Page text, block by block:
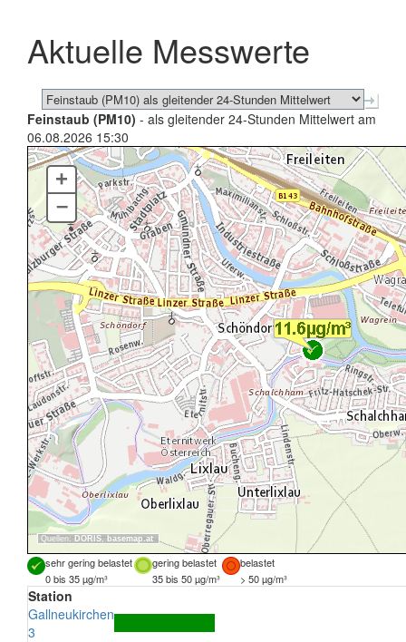
schließen
Aktuelle Messwerte
Feinstaub (PM10) - als gleitender 24-Stunden Mittelwert am
06.08.2026 15:30
Quellen: DORIS, basemap.at
+
–
sehr gering belastet gering belastet
belastet
0 bis 35 µg/m³
35 bis 50 µg/m³ > 50 µg/m³
Station
Gallneukirchen
3